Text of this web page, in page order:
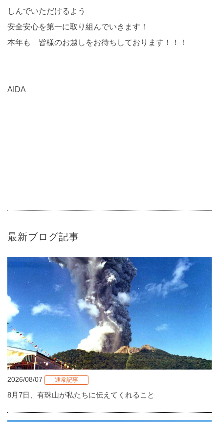
しんでいただけるよう
安全安心を第一に取り組んでいきます！
本年も 皆様のお越しをお待ちしております！！！
AIDA
最新ブログ記事
2026/08/07 通常記事
8月7日、有珠山が私たちに伝えてくれること